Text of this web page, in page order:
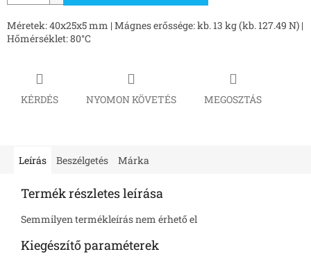
Méretek: 40x25x5 mm | Mágnes erőssége: kb. 13 kg (kb. 127.49 N) |
Hőmérséklet: 80°C
KÉRDÉS NYOMON KÖVETÉS MEGOSZTÁS
Leírás Beszélgetés Márka
Termék részletes leírása
Semmilyen termékleírás nem érhető el
Kiegészítő paraméterek